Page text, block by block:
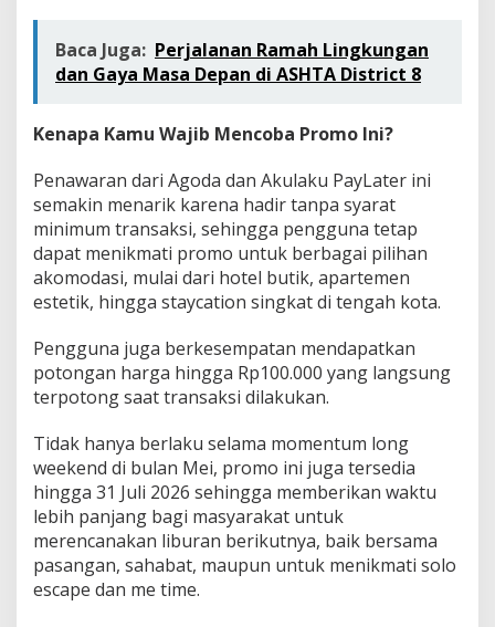
Baca Juga: Perjalanan Ramah Lingkungan
dan Gaya Masa Depan di ASHTA District 8
Kenapa Kamu Wajib Mencoba Promo Ini?
Penawaran dari Agoda dan Akulaku PayLater ini
semakin menarik karena hadir tanpa syarat
minimum transaksi, sehingga pengguna tetap
dapat menikmati promo untuk berbagai pilihan
akomodasi, mulai dari hotel butik, apartemen
estetik, hingga staycation singkat di tengah kota.
Pengguna juga berkesempatan mendapatkan
potongan harga hingga Rp100.000 yang langsung
terpotong saat transaksi dilakukan.
Tidak hanya berlaku selama momentum long
weekend di bulan Mei, promo ini juga tersedia
hingga 31 Juli 2026 sehingga memberikan waktu
lebih panjang bagi masyarakat untuk
merencanakan liburan berikutnya, baik bersama
pasangan, sahabat, maupun untuk menikmati solo
escape dan me time.